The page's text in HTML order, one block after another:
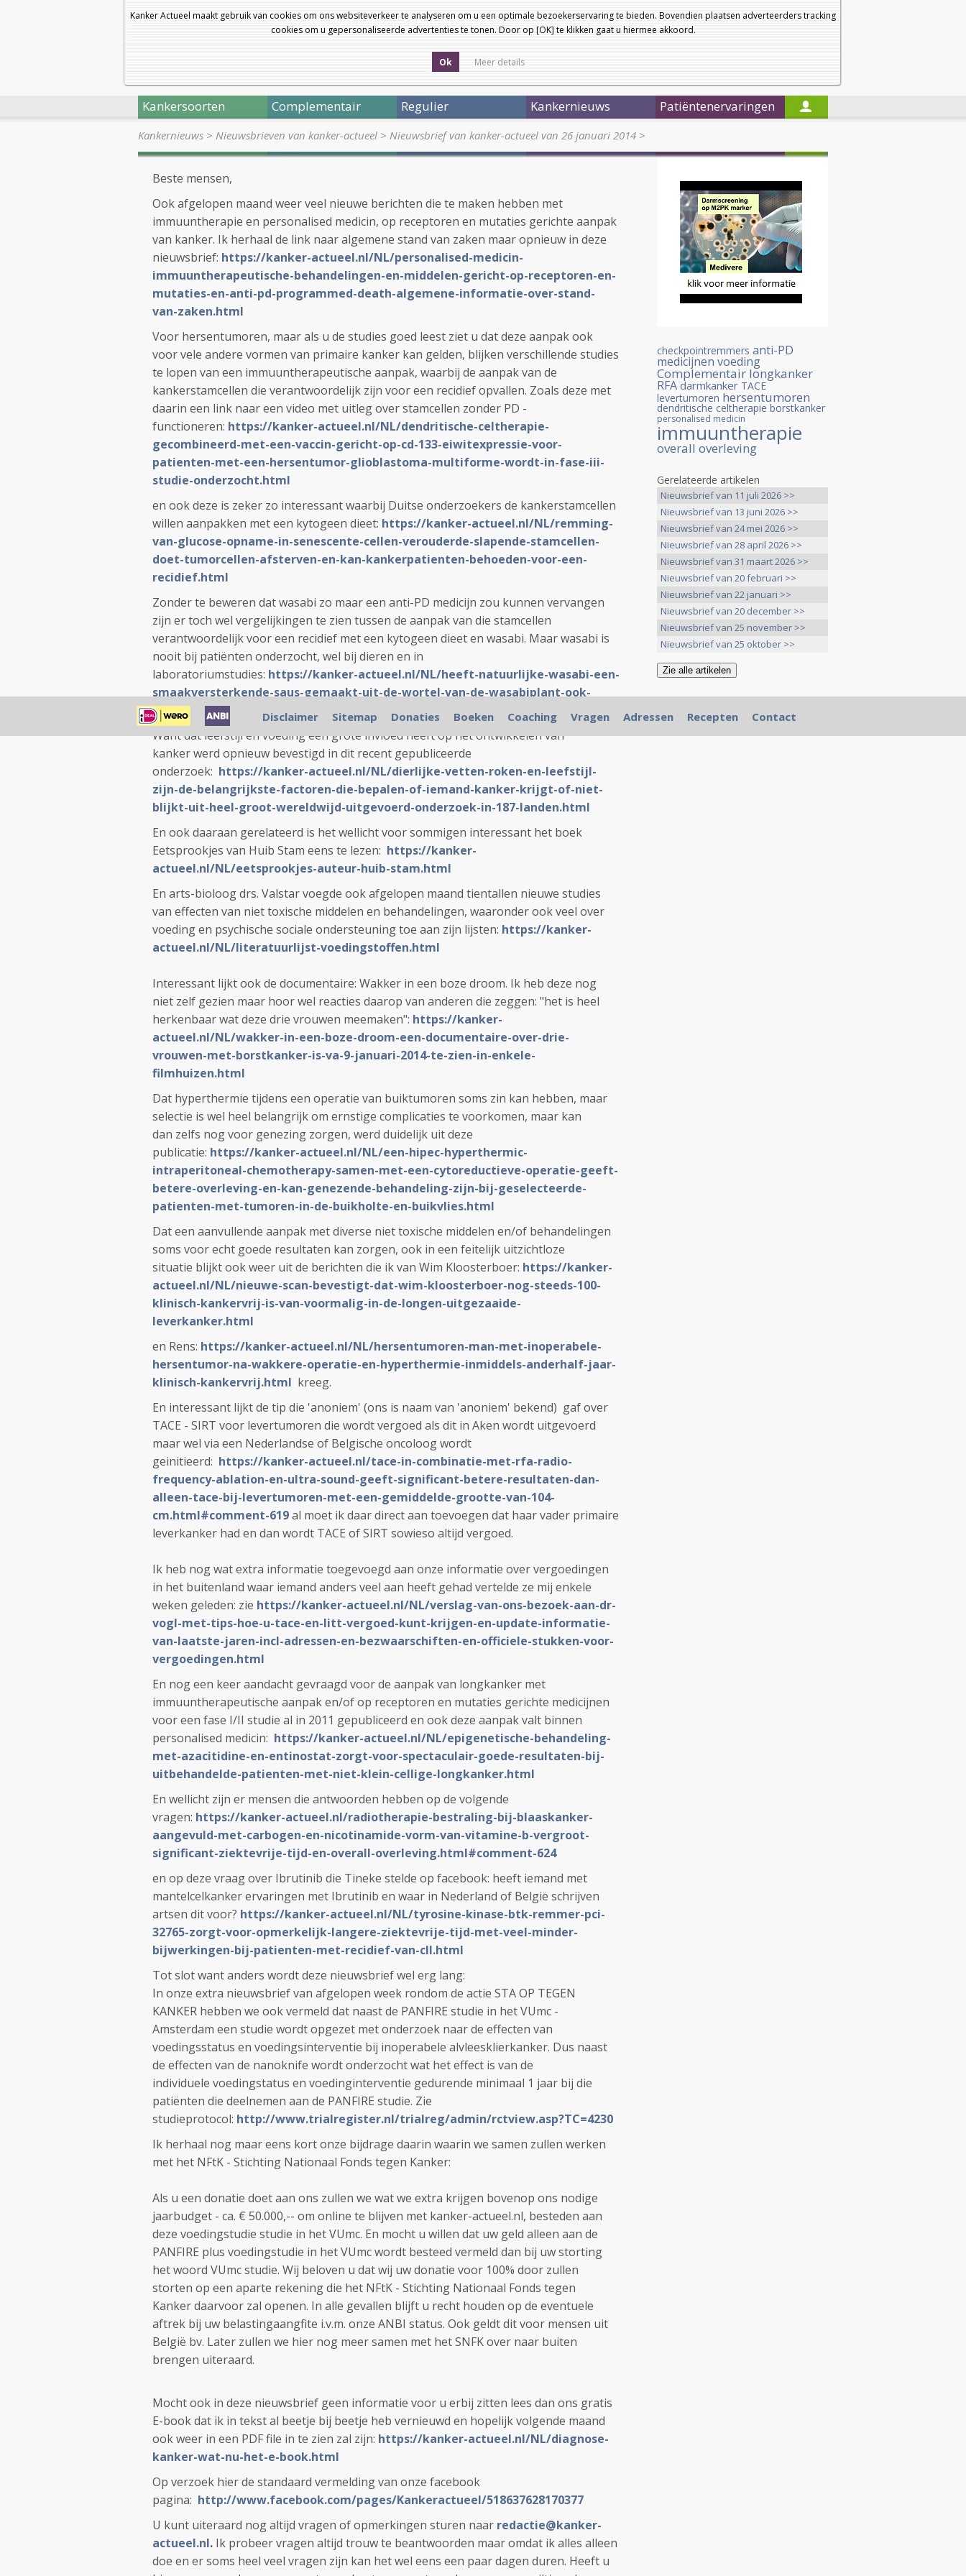
Kanker Actueel maakt gebruik van cookies om ons websiteverkeer te analyseren om u een optimale bezoekerservaring te bieden. Bovendien plaatsen adverteerders tracking
cookies om u gepersonaliseerde advertenties te tonen. Door op [OK] te klikken gaat u hiermee akkoord.
Ok Meer details
a
a
Nieuwsbrief
Startpagina
Kankersoorten Complementair Regulier Kankernieuws Patiëntenervaringen
Kankernieuws > Nieuwsbrieven van kanker-actueel > Nieuwsbrief van kanker-actueel van 26 januari 2014 >
Beste mensen,
Ook afgelopen maand weer veel nieuwe berichten die te maken hebben met
immuuntherapie en personalised medicin, op receptoren en mutaties gerichte aanpak
van kanker. Ik herhaal de link naar algemene stand van zaken maar opnieuw in deze
nieuwsbrief: https://kanker-actueel.nl/NL/personalised-medicin-
immuuntherapeutische-behandelingen-en-middelen-gericht-op-receptoren-en-
mutaties-en-anti-pd-programmed-death-algemene-informatie-over-stand-
van-zaken.html
Voor hersentumoren, maar als u de studies goed leest ziet u dat deze aanpak ook
voor vele andere vormen van primaire kanker kan gelden, blijken verschillende studies
te lopen van een immuuntherapeutische aanpak, waarbij de aanpak van de
kankerstamcellen die verantwoordelijk zijn voor een recidief opvallen. Zoals deze met
daarin een link naar een video met uitleg over stamcellen zonder PD -
functioneren: https://kanker-actueel.nl/NL/dendritische-celtherapie-
gecombineerd-met-een-vaccin-gericht-op-cd-133-eiwitexpressie-voor-
patienten-met-een-hersentumor-glioblastoma-multiforme-wordt-in-fase-iii-
studie-onderzocht.html
en ook deze is zeker zo interessant waarbij Duitse onderzoekers de kankerstamcellen
willen aanpakken met een kytogeen dieet: https://kanker-actueel.nl/NL/remming-
van-glucose-opname-in-senescente-cellen-verouderde-slapende-stamcellen-
doet-tumorcellen-afsterven-en-kan-kankerpatienten-behoeden-voor-een-
recidief.html
Zonder te beweren dat wasabi zo maar een anti-PD medicijn zou kunnen vervangen
zijn er toch wel vergelijkingen te zien tussen de aanpak van die stamcellen
verantwoordelijk voor een recidief met een kytogeen dieet en wasabi. Maar wasabi is
nooit bij patiënten onderzocht, wel bij dieren en in
laboratoriumstudies: https://kanker-actueel.nl/NL/heeft-natuurlijke-wasabi-een-
smaakversterkende-saus-gemaakt-uit-de-wortel-van-de-wasabiplant-ook-
medicinale-kwaliteiten-tot-aan-remming-van-kanker-aan-toe.html
Want dat leefstijl en voeding een grote invloed heeft op het ontwikkelen van
kanker werd opnieuw bevestigd in dit recent gepubliceerde
onderzoek: https://kanker-actueel.nl/NL/dierlijke-vetten-roken-en-leefstijl-
zijn-de-belangrijkste-factoren-die-bepalen-of-iemand-kanker-krijgt-of-niet-
blijkt-uit-heel-groot-wereldwijd-uitgevoerd-onderzoek-in-187-landen.html
En ook daaraan gerelateerd is het wellicht voor sommigen interessant het boek
Eetsprookjes van Huib Stam eens te lezen: https://kanker-
actueel.nl/NL/eetsprookjes-auteur-huib-stam.html
En arts-bioloog drs. Valstar voegde ook afgelopen maand tientallen nieuwe studies
van effecten van niet toxische middelen en behandelingen, waaronder ook veel over
voeding en psychische sociale ondersteuning toe aan zijn lijsten: https://kanker-
actueel.nl/NL/literatuurlijst-voedingstoffen.html
Interessant lijkt ook de documentaire: Wakker in een boze droom. Ik heb deze nog
niet zelf gezien maar hoor wel reacties daarop van anderen die zeggen: "het is heel
herkenbaar wat deze drie vrouwen meemaken": https://kanker-
actueel.nl/NL/wakker-in-een-boze-droom-een-documentaire-over-drie-
vrouwen-met-borstkanker-is-va-9-januari-2014-te-zien-in-enkele-
filmhuizen.html
Dat hyperthermie tijdens een operatie van buiktumoren soms zin kan hebben, maar
selectie is wel heel belangrijk om ernstige complicaties te voorkomen, maar kan
dan zelfs nog voor genezing zorgen, werd duidelijk uit deze
publicatie: https://kanker-actueel.nl/NL/een-hipec-hyperthermic-
intraperitoneal-chemotherapy-samen-met-een-cytoreductieve-operatie-geeft-
betere-overleving-en-kan-genezende-behandeling-zijn-bij-geselecteerde-
patienten-met-tumoren-in-de-buikholte-en-buikvlies.html
Dat een aanvullende aanpak met diverse niet toxische middelen en/of behandelingen
soms voor echt goede resultaten kan zorgen, ook in een feitelijk uitzichtloze
situatie blijkt ook weer uit de berichten die ik van Wim Kloosterboer: https://kanker-
actueel.nl/NL/nieuwe-scan-bevestigt-dat-wim-kloosterboer-nog-steeds-100-
klinisch-kankervrij-is-van-voormalig-in-de-longen-uitgezaaide-
leverkanker.html
en Rens: https://kanker-actueel.nl/NL/hersentumoren-man-met-inoperabele-
hersentumor-na-wakkere-operatie-en-hyperthermie-inmiddels-anderhalf-jaar-
klinisch-kankervrij.html kreeg.
En interessant lijkt de tip die 'anoniem' (ons is naam van 'anoniem' bekend) gaf over
TACE - SIRT voor levertumoren die wordt vergoed als dit in Aken wordt uitgevoerd
maar wel via een Nederlandse of Belgische oncoloog wordt
geinitieerd: https://kanker-actueel.nl/tace-in-combinatie-met-rfa-radio-
frequency-ablation-en-ultra-sound-geeft-significant-betere-resultaten-dan-
alleen-tace-bij-levertumoren-met-een-gemiddelde-grootte-van-104-
cm.html#comment-619al moet ik daar direct aan toevoegen dat haar vader primaire
leverkanker had en dan wordt TACE of SIRT sowieso altijd vergoed.
Ik heb nog wat extra informatie toegevoegd aan onze informatie over vergoedingen
in het buitenland waar iemand anders veel aan heeft gehad vertelde ze mij enkele
weken geleden: zie https://kanker-actueel.nl/NL/verslag-van-ons-bezoek-aan-dr-
vogl-met-tips-hoe-u-tace-en-litt-vergoed-kunt-krijgen-en-update-informatie-
van-laatste-jaren-incl-adressen-en-bezwaarschiften-en-officiele-stukken-voor-
vergoedingen.html
En nog een keer aandacht gevraagd voor de aanpak van longkanker met
immuuntherapeutische aanpak en/of op receptoren en mutaties gerichte medicijnen
voor een fase I/II studie al in 2011 gepubliceerd en ook deze aanpak valt binnen
personalised medicin: https://kanker-actueel.nl/NL/epigenetische-behandeling-
met-azacitidine-en-entinostat-zorgt-voor-spectaculair-goede-resultaten-bij-
uitbehandelde-patienten-met-niet-klein-cellige-longkanker.html
En wellicht zijn er mensen die antwoorden hebben op de volgende
vragen: https://kanker-actueel.nl/radiotherapie-bestraling-bij-blaaskanker-
aangevuld-met-carbogen-en-nicotinamide-vorm-van-vitamine-b-vergroot-
significant-ziektevrije-tijd-en-overall-overleving.html#comment-624
en op deze vraag over Ibrutinib die Tineke stelde op facebook: heeft iemand met
mantelcelkanker ervaringen met Ibrutinib en waar in Nederland of België schrijven
artsen dit voor? https://kanker-actueel.nl/NL/tyrosine-kinase-btk-remmer-pci-
32765-zorgt-voor-opmerkelijk-langere-ziektevrije-tijd-met-veel-minder-
bijwerkingen-bij-patienten-met-recidief-van-cll.html
Tot slot want anders wordt deze nieuwsbrief wel erg lang:
In onze extra nieuwsbrief van afgelopen week rondom de actie STA OP TEGEN
KANKER hebben we ook vermeld dat naast de PANFIRE studie in het VUmc -
Amsterdam een studie wordt opgezet met onderzoek naar de effecten van
voedingsstatus en voedingsinterventie bij inoperabele alvleesklierkanker. Dus naast
de effecten van de nanoknife wordt onderzocht wat het effect is van de
individuele voedingstatus en voedinginterventie gedurende minimaal 1 jaar bij die
patiënten die deelnemen aan de PANFIRE studie. Zie
studieprotocol: http://www.trialregister.nl/trialreg/admin/rctview.asp?TC=4230
Ik herhaal nog maar eens kort onze bijdrage daarin waarin we samen zullen werken
met het NFtK - Stichting Nationaal Fonds tegen Kanker:
Als u een donatie doet aan ons zullen we wat we extra krijgen bovenop ons nodige
jaarbudget - ca. € 50.000,-- om online te blijven met kanker-actueel.nl, besteden aan
deze voedingstudie studie in het VUmc. En mocht u willen dat uw geld alleen aan de
PANFIRE plus voedingstudie in het VUmc wordt besteed vermeld dan bij uw storting
het woord VUmc studie. Wij beloven u dat wij uw donatie voor 100% door zullen
storten op een aparte rekening die het NFtK - Stichting Nationaal Fonds tegen
Kanker daarvoor zal openen. In alle gevallen blijft u recht houden op de eventuele
aftrek bij uw belastingaangfite i.v.m. onze ANBI status. Ook geldt dit voor mensen uit
België bv. Later zullen we hier nog meer samen met het SNFK over naar buiten
brengen uiteraard.
Mocht ook in deze nieuwsbrief geen informatie voor u erbij zitten lees dan ons gratis
E-book dat ik in tekst al beetje bij beetje heb vernieuwd en hopelijk volgende maand
ook weer in een PDF file in te zien zal zijn: https://kanker-actueel.nl/NL/diagnose-
kanker-wat-nu-het-e-book.html
Op verzoek hier de standaard vermelding van onze facebook
pagina: http://www.facebook.com/pages/Kankeractueel/518637628170377
U kunt uiteraard nog altijd vragen of opmerkingen sturen naar redactie@kanker-
actueel.nl. Ik probeer vragen altijd trouw te beantwoorden maar omdat ik alles alleen
doe en er soms heel veel vragen zijn kan het wel eens een paar dagen duren. Heeft u
checkpointremmers anti-PD
medicijnen voeding
Complementair longkanker
RFA darmkanker TACE
levertumoren hersentumoren
dendritische celtherapie borstkanker
personalised medicin
immuuntherapie
overall overleving
Gerelateerde artikelen
Nieuwsbrief van 11 juli 2026 >>
Nieuwsbrief van 13 juni 2026 >>
Nieuwsbrief van 24 mei 2026 >>
Nieuwsbrief van 28 april 2026 >>
Nieuwsbrief van 31 maart 2026 >>
Nieuwsbrief van 20 februari >>
Nieuwsbrief van 22 januari >>
Nieuwsbrief van 20 december >>
Nieuwsbrief van 25 november >>
Nieuwsbrief van 25 oktober >>
Disclaimer Sitemap Donaties Boeken Coaching Vragen Adressen Recepten Contact